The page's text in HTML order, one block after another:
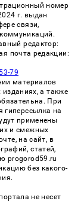
номер
г. выдан
связи,
редактор:
почта редакции:
79
материалов
а также
При
гиперссылка на
применены
и смежных
на сайт, в
статей,
progorod59.ru
без какого-
не несет